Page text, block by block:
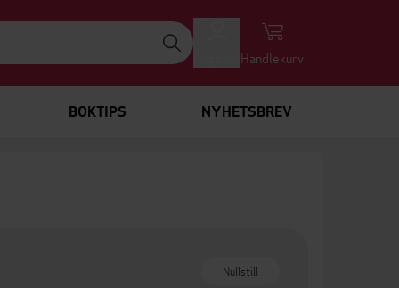
Handlekurv
BOKTIPS NYHETSBREV
Nullstill